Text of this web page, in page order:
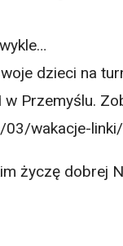
dzieci na
Przemyślu.
wakacje-linki/
życzę dobrej